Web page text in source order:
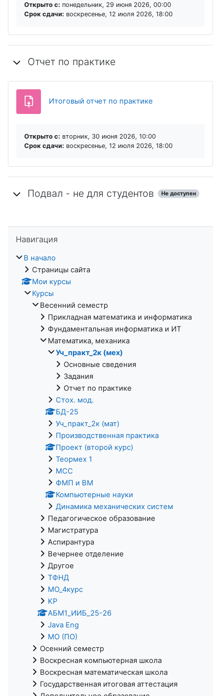
Открыто с: понедельник, 29 июня 2026, 00:00
Срок сдачи: воскресенье, 12 июля 2026, 18:00
Отчет по практике
Итоговый отчет по практике
Открыто с: вторник, 30 июня 2026, 10:00
Срок сдачи: воскресенье, 12 июля 2026, 18:00
Подвал - не для студентов Не доступен
Навигация
В начало
Страницы сайта
Мои курсы
Курсы
Весенний семестр
Прикладная математика и информатика
Фундаментальная информатика и ИТ
Математика, механика
Уч_практ_2к (мех)
Основные сведения
Задания
Отчет по практике
Стох. мод.
БД-25
Уч_практ_2к (мат)
Производственная практика
Проект (второй курс)
Теормех 1
МСС
ФМП и ВМ
Компьютерные науки
Динамика механических систем
Педагогическое образование
Магистратура
Аспирантура
Вечернее отделение
Другое
ТФНД
МО_4курс
KP
АБМ1_ИИБ_25-26
Java Eng
МО (ПО)
Осенний семестр
Воскресная компьютерная школа
Воскресная математическая школа
Государственная итоговая аттестация